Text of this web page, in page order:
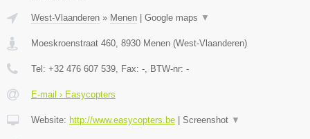
West-Vlaanderen » Menen Google maps ▼
Moeskroenstraat 460, 8930 Menen (West-Vlaanderen)
Tel: +32 476 607 539, Fax: -, BTW-nr: -
E-mail › Easycopters
Website: http://www.easycopters.be Screenshot ▼